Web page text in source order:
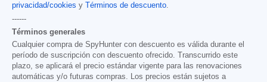
privacidad/cookies y Términos de descuento.
------
Términos generales
Cualquier compra de SpyHunter con descuento es válida durante el
período de suscripción con descuento ofrecido. Transcurrido este
plazo, se aplicará el precio estándar vigente para las renovaciones
automáticas y/o futuras compras. Los precios están sujetos a